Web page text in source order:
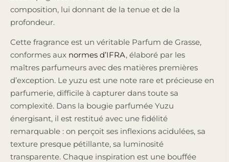
composition, lui donnant de la tenue et de la
profondeur.
Cette fragrance est un véritable Parfum de Grasse,
conformes aux normes d’IFRA, élaboré par les
maîtres parfumeurs avec des matières premières
d’exception. Le yuzu est une note rare et précieuse en
parfumerie, difficile à capturer dans toute sa
complexité. Dans la bougie parfumée Yuzu
énergisant, il est restitué avec une fidélité
remarquable : on perçoit ses inflexions acidulées, sa
texture presque pétillante, sa luminosité
transparente. Chaque inspiration est une bouffée